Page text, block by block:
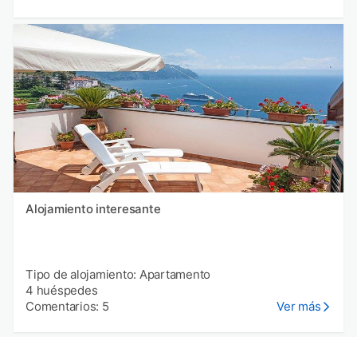
Alojamiento interesante
Tipo de alojamiento: Apartamento
4 huéspedes
Comentarios: 5
Ver más